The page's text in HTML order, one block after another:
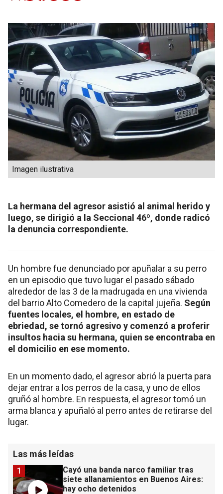
Imagen ilustrativa
La hermana del agresor asistió al animal herido y
luego, se dirigió a la Seccional 46º, donde radicó
la denuncia correspondiente.
Un hombre fue denunciado por apuñalar a su perro
en un episodio que tuvo lugar el pasado sábado
alrededor de las 3 de la madrugada en una vivienda
del barrio Alto Comedero de la capital jujeña. Según
fuentes locales, el hombre, en estado de
ebriedad, se tornó agresivo y comenzó a proferir
insultos hacia su hermana, quien se encontraba en
el domicilio en ese momento.
En un momento dado, el agresor abrió la puerta para
dejar entrar a los perros de la casa, y uno de ellos
gruñó al hombre. En respuesta, el agresor tomó un
arma blanca y apuñaló al perro antes de retirarse del
lugar.
Las más leídas
Cayó una banda narco familiar tras
siete allanamientos en Buenos Aires:
hay ocho detenidos
1